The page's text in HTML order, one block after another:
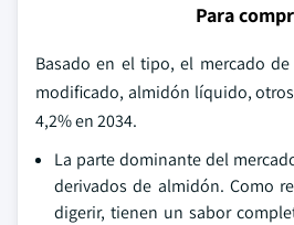
Para
Basado en el tipo, el mercado
modificado, almidón líquido,
4,2% en 2034.
La parte dominante del
derivados de almidón. Como
digerir, tienen un sabor